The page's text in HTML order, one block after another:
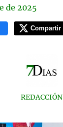
de 2025
Compartir
REDACCIÓN